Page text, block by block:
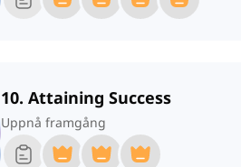
10. Attaining Success
Uppnå framgång